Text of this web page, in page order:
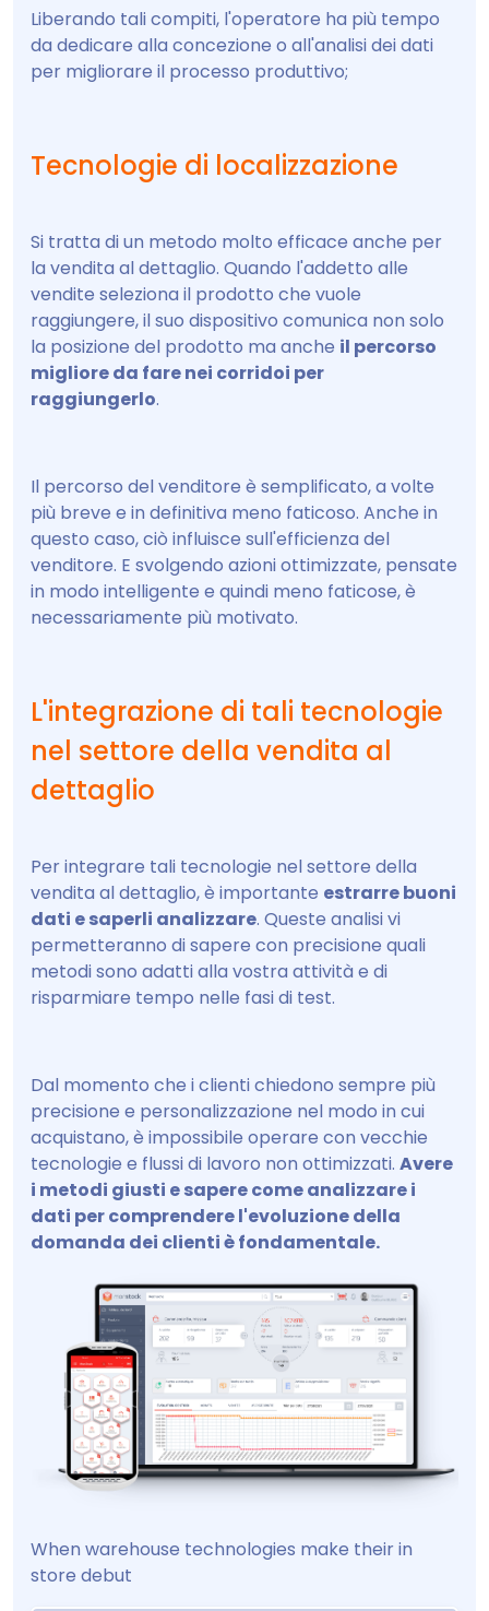
Liberando tali compiti, l'operatore ha più tempo
da dedicare alla concezione o all'analisi dei dati
per migliorare il processo produttivo;
Tecnologie di localizzazione
Si tratta di un metodo molto efficace anche per
la vendita al dettaglio. Quando l'addetto alle
vendite seleziona il prodotto che vuole
raggiungere, il suo dispositivo comunica non solo
la posizione del prodotto ma anche il percorso
migliore da fare nei corridoi per
raggiungerlo.
Il percorso del venditore è semplificato, a volte
più breve e in definitiva meno faticoso. Anche in
questo caso, ciò influisce sull'efficienza del
venditore. E svolgendo azioni ottimizzate, pensate
in modo intelligente e quindi meno faticose, è
necessariamente più motivato.
L'integrazione di tali tecnologie
nel settore della vendita al
dettaglio
Per integrare tali tecnologie nel settore della
vendita al dettaglio, è importante estrarre buoni
dati e saperli analizzare. Queste analisi vi
permetteranno di sapere con precisione quali
metodi sono adatti alla vostra attività e di
risparmiare tempo nelle fasi di test.
Dal momento che i clienti chiedono sempre più
precisione e personalizzazione nel modo in cui
acquistano, è impossibile operare con vecchie
tecnologie e flussi di lavoro non ottimizzati. Avere
i metodi giusti e sapere come analizzare i
dati per comprendere l'evoluzione della
domanda dei clienti è fondamentale.
When warehouse technologies make their in
store debut